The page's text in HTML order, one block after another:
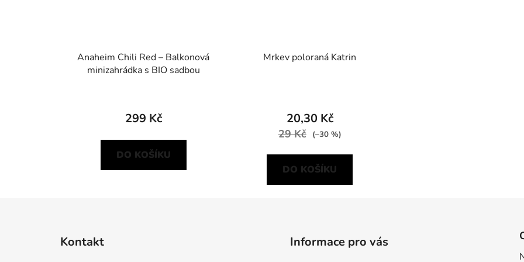
Anaheim Chili Red – Balkonová
minizahrádka s BIO sadbou
299 Kč
DO KOŠÍKU
Mrkev poloraná Katrin
20,30 Kč
29 Kč (–30 %)
DO KOŠÍKU
Kontakt Informace pro vás